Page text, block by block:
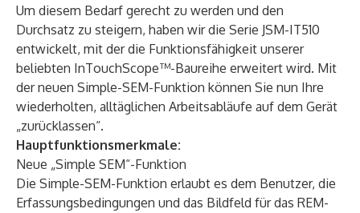
Um diesem Bedarf gerecht zu werden und den
Durchsatz zu steigern, haben wir die Serie JSM-IT510
entwickelt, mit der die Funktionsfähigkeit unserer
beliebten InTouchScope™-Baureihe erweitert wird. Mit
der neuen Simple-SEM-Funktion können Sie nun Ihre
wiederholten, alltäglichen Arbeitsabläufe auf dem Gerät
„zurücklassen“.
Hauptfunktionsmerkmale:
Neue „Simple SEM“-Funktion
Die Simple-SEM-Funktion erlaubt es dem Benutzer, die
Erfassungsbedingungen und das Bildfeld für das REM-